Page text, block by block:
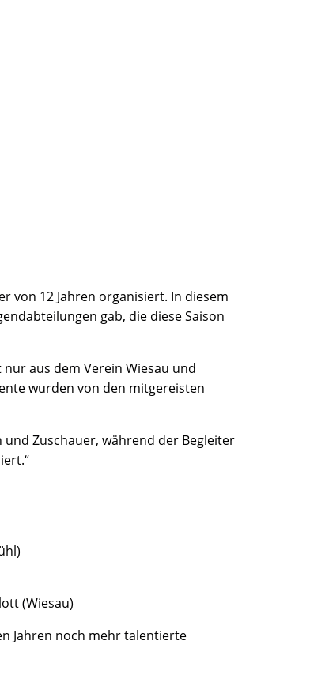
von 12 Jahren organisiert. In diesem
gab, die diese Saison
aus dem Verein Wiesau und
wurden von den mitgereisten
Zuschauer, während der Begleiter
(Wiesau)
Jahren noch mehr talentierte